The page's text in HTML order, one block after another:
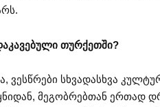
თურქეთში?
ვესწრები სხვადასხვა
მეგობრებთან ერთად